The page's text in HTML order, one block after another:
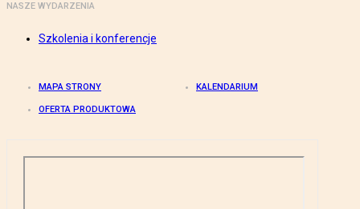
NASZE WYDARZENIA
Szkolenia i konferencje
MAPA STRONY KALENDARIUM
OFERTA PRODUKTOWA